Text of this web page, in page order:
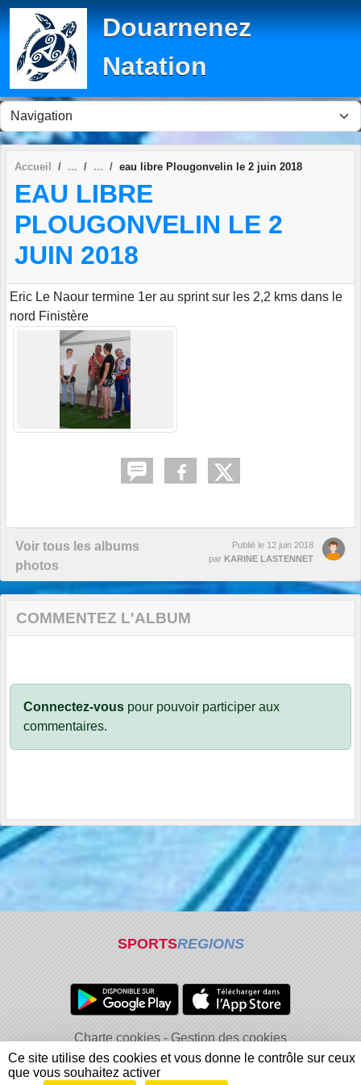
Douarnenez
Natation
Accueil eau libre Plougonvelin le 2 juin 2018
EAU LIBRE
PLOUGONVELIN LE 2
JUIN 2018
Eric Le Naour termine 1er au sprint sur les 2,2 kms dans le
nord Finistère
Voir tous les albums
photos
Publié le 12 juin 2018
par KARINE LASTENNET
COMMENTEZ L'ALBUM
Connectez-vous pour pouvoir participer aux
commentaires.
SPORTSREGIONS
Charte cookies
Gestion des cookies
Informations légales
Signaler un contenu inapproprié
Panneau de gestion des cookies
Ce site utilise des cookies et vous donne le contrôle sur ceux
que vous souhaitez activer